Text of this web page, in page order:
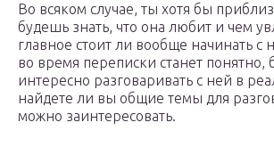
Во всяком случае, ты хотя бы
будешь знать, что она любит и чем
главное стоит ли вообще начинать с
во время переписки станет понятно,
интересно разговаривать с ней в
найдете ли вы общие темы для
можно заинтересовать.